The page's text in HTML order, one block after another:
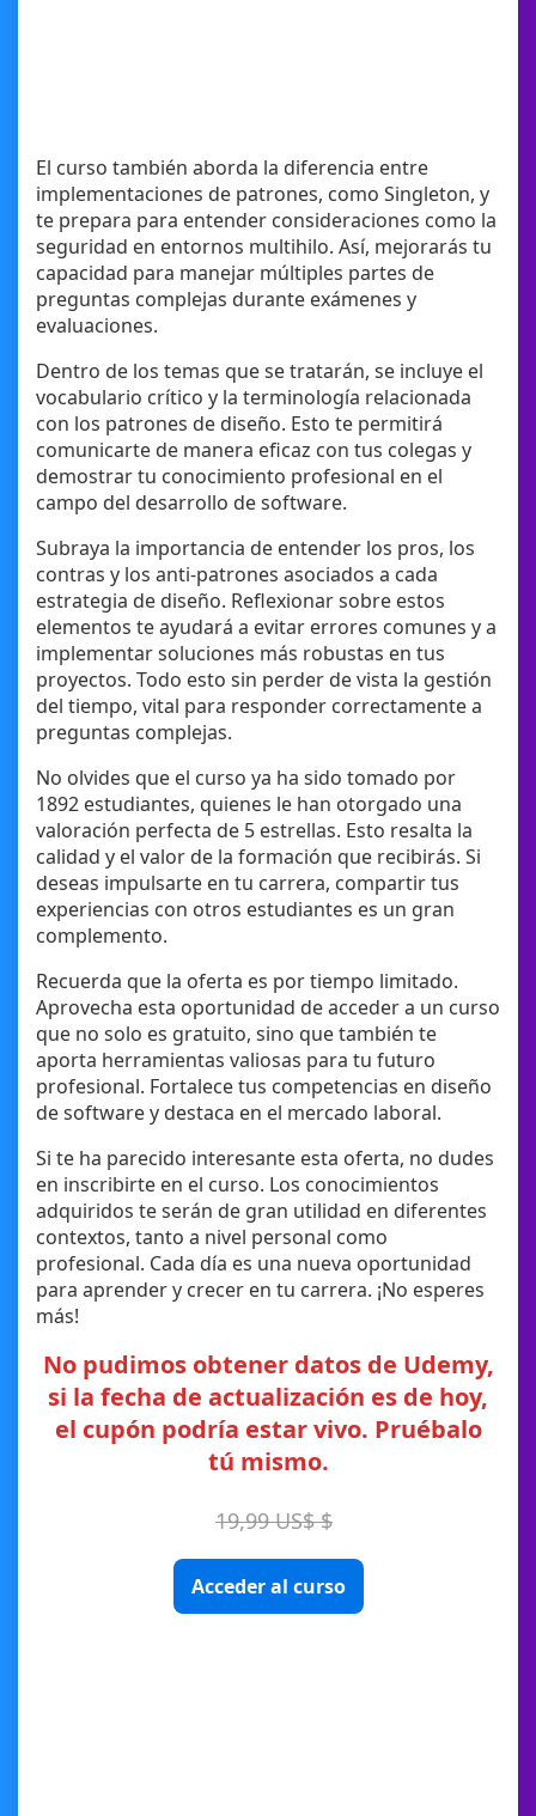
El curso también aborda la diferencia entre
implementaciones de patrones, como Singleton, y
te prepara para entender consideraciones como la
seguridad en entornos multihilo. Así, mejorarás tu
capacidad para manejar múltiples partes de
preguntas complejas durante exámenes y
evaluaciones.
Dentro de los temas que se tratarán, se incluye el
vocabulario crítico y la terminología relacionada
con los patrones de diseño. Esto te permitirá
comunicarte de manera eficaz con tus colegas y
demostrar tu conocimiento profesional en el
campo del desarrollo de software.
Subraya la importancia de entender los pros, los
contras y los anti-patrones asociados a cada
estrategia de diseño. Reflexionar sobre estos
elementos te ayudará a evitar errores comunes y a
implementar soluciones más robustas en tus
proyectos. Todo esto sin perder de vista la gestión
del tiempo, vital para responder correctamente a
preguntas complejas.
No olvides que el curso ya ha sido tomado por
1892 estudiantes, quienes le han otorgado una
valoración perfecta de 5 estrellas. Esto resalta la
calidad y el valor de la formación que recibirás. Si
deseas impulsarte en tu carrera, compartir tus
experiencias con otros estudiantes es un gran
complemento.
Recuerda que la oferta es por tiempo limitado.
Aprovecha esta oportunidad de acceder a un curso
que no solo es gratuito, sino que también te
aporta herramientas valiosas para tu futuro
profesional. Fortalece tus competencias en diseño
de software y destaca en el mercado laboral.
Si te ha parecido interesante esta oferta, no dudes
en inscribirte en el curso. Los conocimientos
adquiridos te serán de gran utilidad en diferentes
contextos, tanto a nivel personal como
profesional. Cada día es una nueva oportunidad
para aprender y crecer en tu carrera. ¡No esperes
más!
No pudimos obtener datos de Udemy,
si la fecha de actualización es de hoy,
el cupón podría estar vivo. Pruébalo
tú mismo.
19,99 US$ $
Acceder al curso